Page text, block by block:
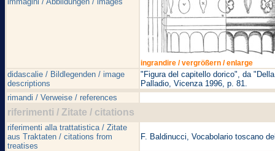
ingrandire / vergrößern / enlarge
didascalie / Bildlegenden / image
descriptions
"Figura del capitello dorico", da
Palladio, Vicenza 1996, p. 81.
rimandi / Verweise / references
riferimenti / Zitate / citations
riferimenti alla trattatistica / Zitate
aus Traktaten / citations from
treatises
F. Baldinucci, Vocabolario toscano